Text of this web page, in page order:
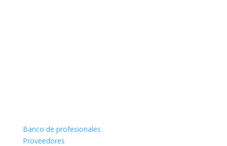
Banco de profesionales
Proveedores